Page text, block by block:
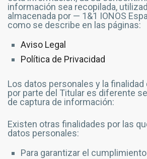
información sea recopilada,
almacenada por — 1&1 IONOS
como se describe en las páginas:
Aviso Legal
Política de Privacidad
Los datos personales y la
por parte del Titular es diferente
de captura de información:
Existen otras finalidades por las
datos personales:
Para garantizar el